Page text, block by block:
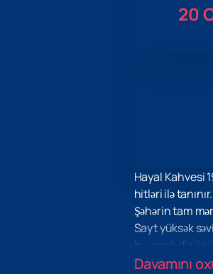
20
Hayal Kahvesi
hitləri ilə
Şəhərin tam
Sayt yüksək
bu, canlı ifa
Melis Fis həm
Davamını